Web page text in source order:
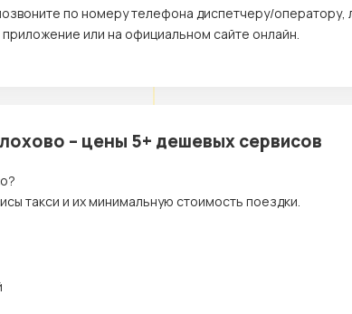
по номеру телефона диспетчеру/оператору,
или на официальном сайте онлайн.
– цены 5+ дешевых сервисов
такси и их минимальную стоимость поездки.